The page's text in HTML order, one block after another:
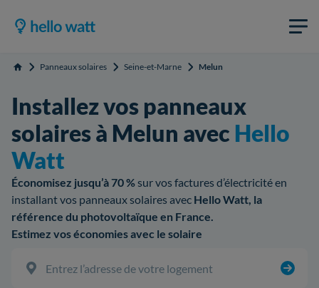
Accueil Panneaux solaires Seine-et-Marne Melun
Installez vos panneaux
solaires à Melun avec Hello
Watt
Économisez jusqu’à 70 %sur vos factures d’électricité en
installant vos panneaux solaires avec Hello Watt, la
référence du photovoltaïque en France.
Estimez vos économies avec le solaire